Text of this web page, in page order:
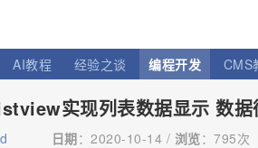
AI教程 经验之谈 编程开发 CMS
实现列表数据显示 数据
日期：2020-10-14 / 浏览： 795次